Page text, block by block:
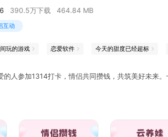
「Days Matter」均为每日科技旗下注册商标，侵权
390.5万下载 464.84 MB
互动
玩的游戏 恋爱软件 今天的甜度已经超标
的人参加1314打卡，情侣共同攒钱，共筑美好未来
，助力共同目标与爱情守护！
的一件件小事，记录甜蜜瞬间～